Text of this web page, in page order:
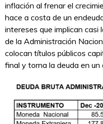
inflación al frenar el
hace a costa de un
intereses que implican casi
de la Administración
colocan títulos públicos
final y torna la deuda en